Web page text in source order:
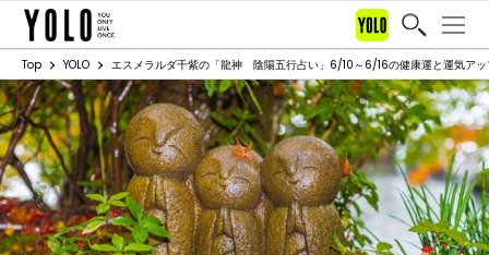
Top YOLO エスメラルダ千紫の「龍神 陰陽五行占い」6/10～6/16の健康運と運気アッ